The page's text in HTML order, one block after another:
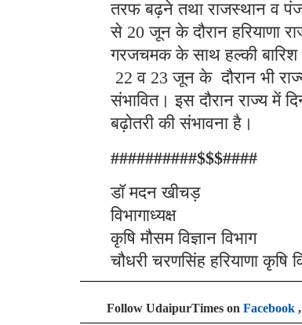
तरफ बढ़ने तथा राजस्थान व
से 20 जून के दौरान हरियाणा
गरजचमक के साथ हल्की
22 व 23 जून के दौरान भी
संभावित। इस दौरान राज्य में
बढ़ोतरी की संभावना है।
##########$$$####
डॉ मदन खीचड़
विभागाध्यक्ष
कृषि मौसम विज्ञान विभाग
चौधरी चरणसिंह हरियाणा कृषि
Follow UdaipurTimes on Facebook ,